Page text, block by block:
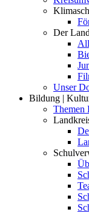
Der
Unser
Bildung |
Themen